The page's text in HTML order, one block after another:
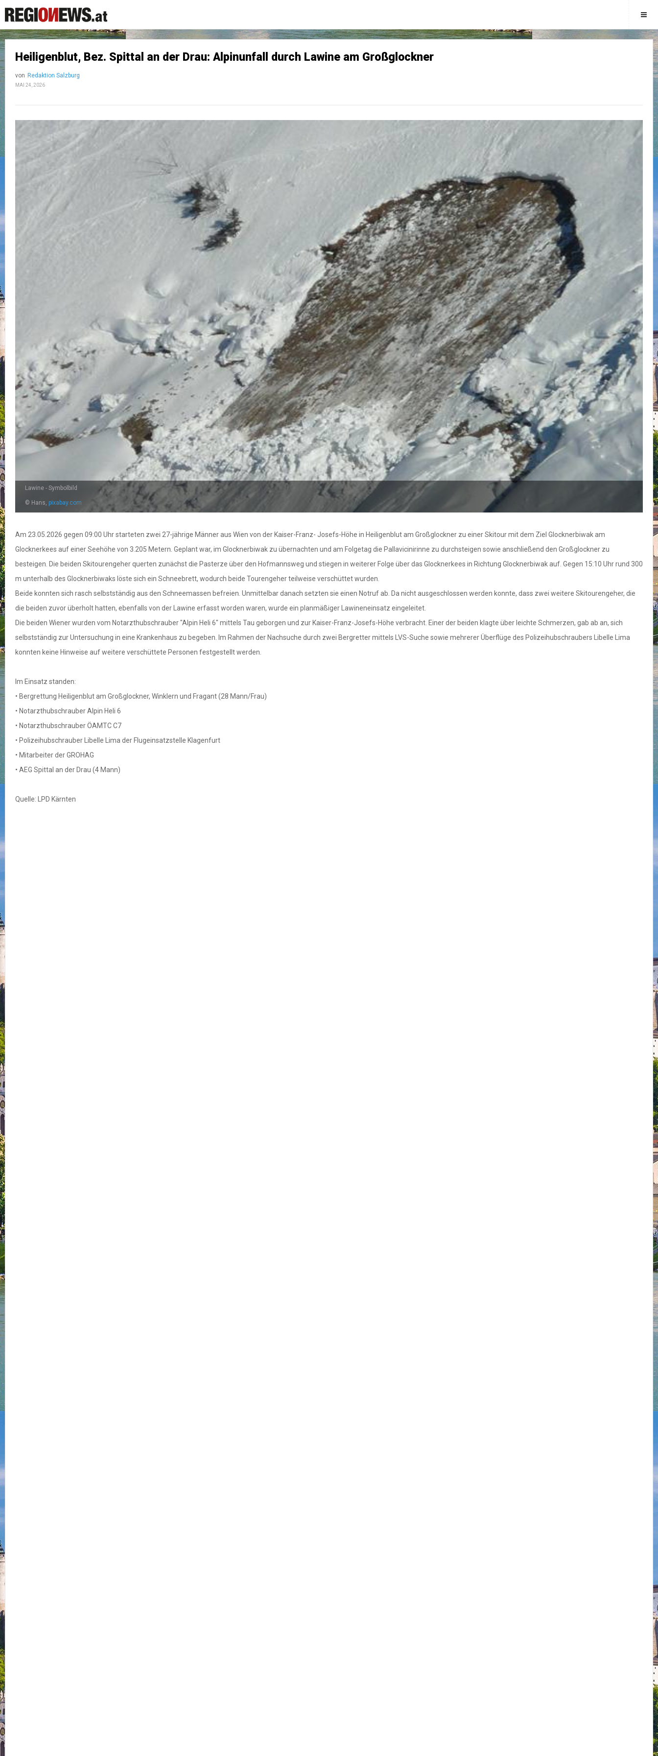
Heiligenblut, Bez. Spittal an der Drau: Alpinunfall durch Lawine am Großglockner
von Redaktion Salzburg
MAI 24, 2026
Lawine - Symbolbild
© Hans, pixabay.com
Am 23.05.2026 gegen 09:00 Uhr starteten zwei 27-jährige Männer aus Wien von der Kaiser-Franz- Josefs-Höhe in Heiligenblut am Großglockner zu einer Skitour mit dem Ziel Glocknerbiwak am
Glocknerkees auf einer Seehöhe von 3.205 Metern. Geplant war, im Glocknerbiwak zu übernachten und am Folgetag die Pallavicinirinne zu durchsteigen sowie anschließend den Großglockner zu
besteigen. Die beiden Skitourengeher querten zunächst die Pasterze über den Hofmannsweg und stiegen in weiterer Folge über das Glocknerkees in Richtung Glocknerbiwak auf. Gegen 15:10 Uhr rund 300
m unterhalb des Glocknerbiwaks löste sich ein Schneebrett, wodurch beide Tourengeher teilweise verschüttet wurden.
Beide konnten sich rasch selbstständig aus den Schneemassen befreien. Unmittelbar danach setzten sie einen Notruf ab. Da nicht ausgeschlossen werden konnte, dass zwei weitere Skitourengeher, die
die beiden zuvor überholt hatten, ebenfalls von der Lawine erfasst worden waren, wurde ein planmäßiger Lawineneinsatz eingeleitet.
Die beiden Wiener wurden vom Notarzthubschrauber "Alpin Heli 6" mittels Tau geborgen und zur Kaiser-Franz-Josefs-Höhe verbracht. Einer der beiden klagte über leichte Schmerzen, gab ab an, sich
selbstständig zur Untersuchung in eine Krankenhaus zu begeben. Im Rahmen der Nachsuche durch zwei Bergretter mittels LVS-Suche sowie mehrerer Überflüge des Polizeihubschraubers Libelle Lima
konnten keine Hinweise auf weitere verschüttete Personen festgestellt werden.
Im Einsatz standen:
• Bergrettung Heiligenblut am Großglockner, Winklern und Fragant (28 Mann/Frau)
• Notarzthubschrauber Alpin Heli 6
• Notarzthubschrauber ÖAMTC C7
• Polizeihubschrauber Libelle Lima der Flugeinsatzstelle Klagenfurt
• Mitarbeiter der GROHAG
• AEG Spittal an der Drau (4 Mann)
Quelle: LPD Kärnten